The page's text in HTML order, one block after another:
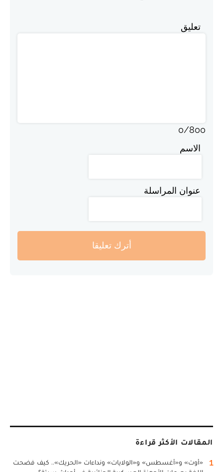
تعليق
0/800
الاسم
عنوان المراسلة
أترك تعليقا
المقالات الأكثر قراءة
1
«أوت» و«أغسطس» و«الولايات» ونداءات «الحريك».. كيف فضحت